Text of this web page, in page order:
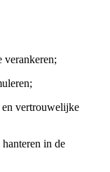
verankeren;
vertrouwelijke
in de